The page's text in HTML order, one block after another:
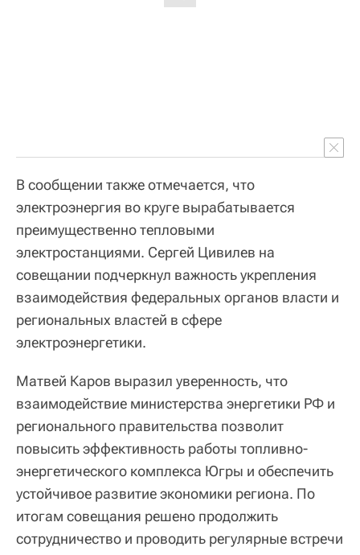
В сообщении также отмечается, что
электроэнергия во круге вырабатывается
преимущественно тепловыми
электростанциями. Сергей Цивилев на
совещании подчеркнул важность укрепления
взаимодействия федеральных органов власти и
региональных властей в сфере
электроэнергетики.
Матвей Каров выразил уверенность, что
взаимодействие министерства энергетики РФ и
регионального правительства позволит
повысить эффективность работы топливно-
энергетического комплекса Югры и обеспечить
устойчивое развитие экономики региона. По
итогам совещания решено продолжить
сотрудничество и проводить регулярные встречи